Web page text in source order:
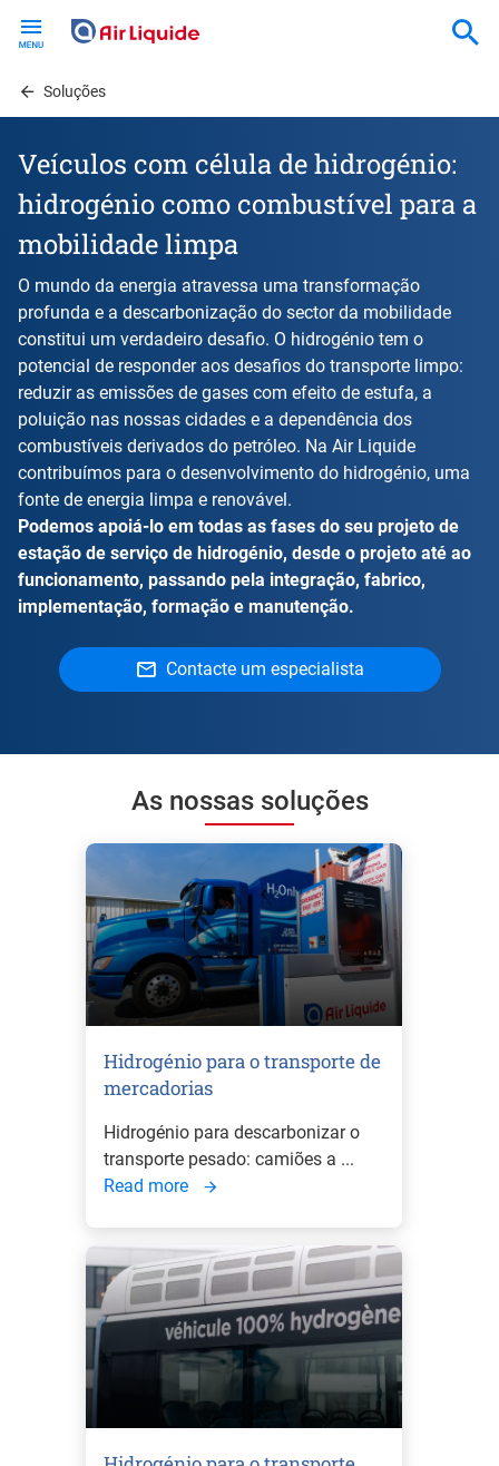
contentSoluções
Veículos com célula de hidrogénio:
hidrogénio como combustível para a
mobilidade limpa
O mundo da energia atravessa uma transformação
profunda e a descarbonização do sector da mobilidade
constitui um verdadeiro desafio. O hidrogénio tem o
potencial de responder aos desafios do transporte limpo:
reduzir as emissões de gases com efeito de estufa, a
poluição nas nossas cidades e a dependência dos
combustíveis derivados do petróleo. Na Air Liquide
contribuímos para o desenvolvimento do hidrogénio, uma
fonte de energia limpa e renovável.
Podemos apoiá-lo em todas as fases do seu projeto de
estação de serviço de hidrogénio, desde o projeto até ao
funcionamento, passando pela integração, fabrico,
implementação, formação e manutenção.
Contacte um especialista
As nossas soluções
Hidrogénio para o transporte de
mercadorias
Hidrogénio para descarbonizar o
transporte pesado: camiões a ...
Read more